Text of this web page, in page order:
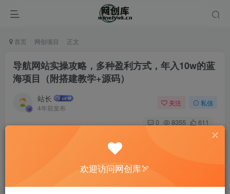
首页 网创项目 正文
导航网站实操攻略，多种盈利方式，年入10w的蓝
海项目（附搭建教学+源码）
站长
4年前发布
关注 私信
0 8355 611
欢迎访问网创库🏹